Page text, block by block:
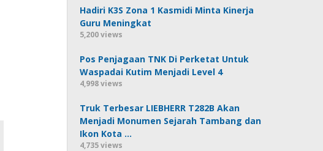
Hadiri K3S Zona 1 Kasmidi Minta Kinerja
Guru Meningkat
5,200 views
Pos Penjagaan TNK Di Perketat Untuk
Waspadai Kutim Menjadi Level 4
4,998 views
Truk Terbesar LIEBHERR T282B Akan
Menjadi Monumen Sejarah Tambang dan
Ikon Kota …
4,735 views